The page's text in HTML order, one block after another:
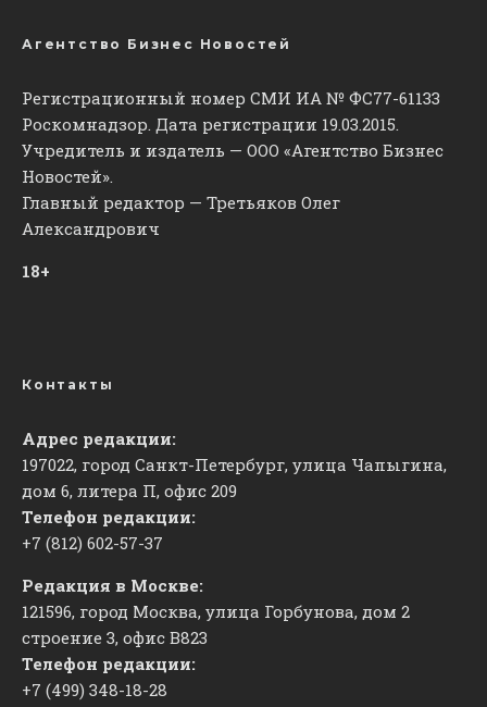
Агентство Бизнес Новостей
Регистрационный номер СМИ ИА № ФС77-61133
Роскомнадзор. Дата регистрации 19.03.2015.
Учредитель и издатель — ООО «Агентство Бизнес
Новостей».
Главный редактор — Третьяков Олег
Александрович
18+
Контакты
Адрес редакции:
197022, город Санкт-Петербург, улица Чапыгина,
дом 6, литера П, офис 209
Телефон редакции:
+7 (812) 602-57-37
Редакция в Москве:
121596, город Москва, улица Горбунова, дом 2
строение 3, офис ​В823
Телефон редакции:
+7 (499) 348-18-28